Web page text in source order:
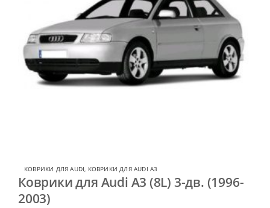
КОВРИКИ ДЛЯ AUDI, КОВРИКИ ДЛЯ AUDI A3
Коврики для Audi A3 (8L) 3-дв. (1996-
2003)